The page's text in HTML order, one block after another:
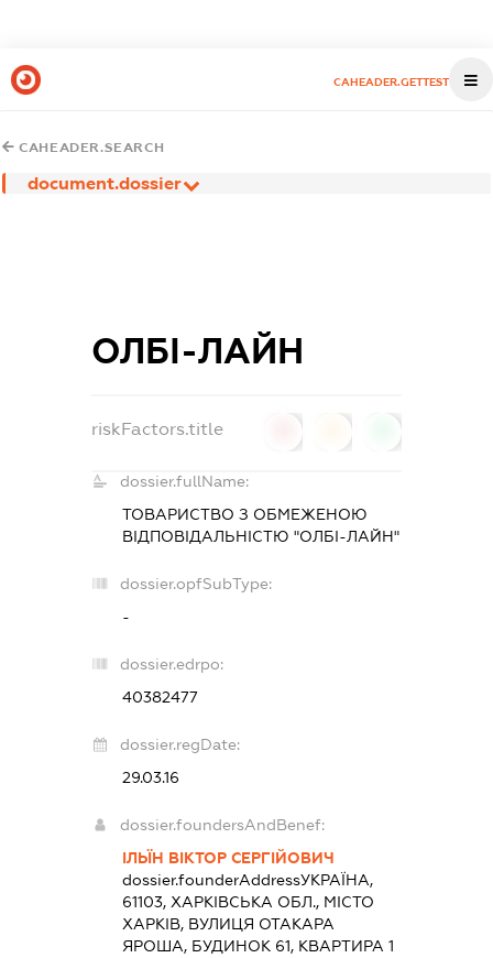
CAHEADER.GETTEST
CAHEADER.SEARCH
document.dossier
ОЛБІ-ЛАЙН
riskFactors.title
dossier.fullName:
ТОВАРИСТВО З ОБМЕЖЕНОЮ
ВІДПОВІДАЛЬНІСТЮ "ОЛБІ-ЛАЙН"
dossier.opfSubType:
-
dossier.edrpo:
40382477
dossier.regDate:
29.03.16
dossier.foundersAndBenef:
ІЛЬЇН ВІКТОР СЕРГІЙОВИЧ
dossier.founderAddressУКРАЇНА,
61103, ХАРКІВСЬКА ОБЛ., МІСТО
ХАРКІВ, ВУЛИЦЯ ОТАКАРА
ЯРОША, БУДИНОК 61, КВАРТИРА 1